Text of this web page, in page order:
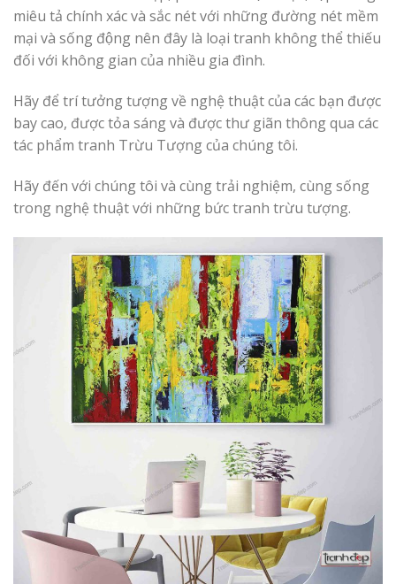
miêu tả chính xác và sắc nét với những đường nét mềm
mại và sống động nên đây là loại tranh không thể thiếu
đối với không gian của nhiều gia đình.
Hãy để trí tưởng tượng về nghệ thuật của các bạn được
bay cao, được tỏa sáng và được thư giãn thông qua các
tác phẩm tranh Trừu Tượng của chúng tôi.
Hãy đến với chúng tôi và cùng trải nghiệm, cùng sống
trong nghệ thuật với những bức tranh trừu tượng.